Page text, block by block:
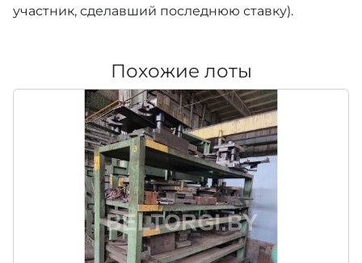
участник, сделавший последнюю ставку).
Похожие лоты